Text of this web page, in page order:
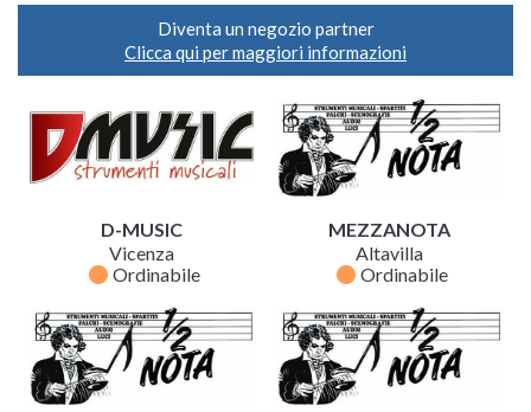
Diventa un negozio partner
Clicca qui per maggiori informazioni
D-MUSIC
Vicenza
fiber_manual_record Ordinabile
MEZZANOTA
Altavilla
fiber_manual_record Ordinabile